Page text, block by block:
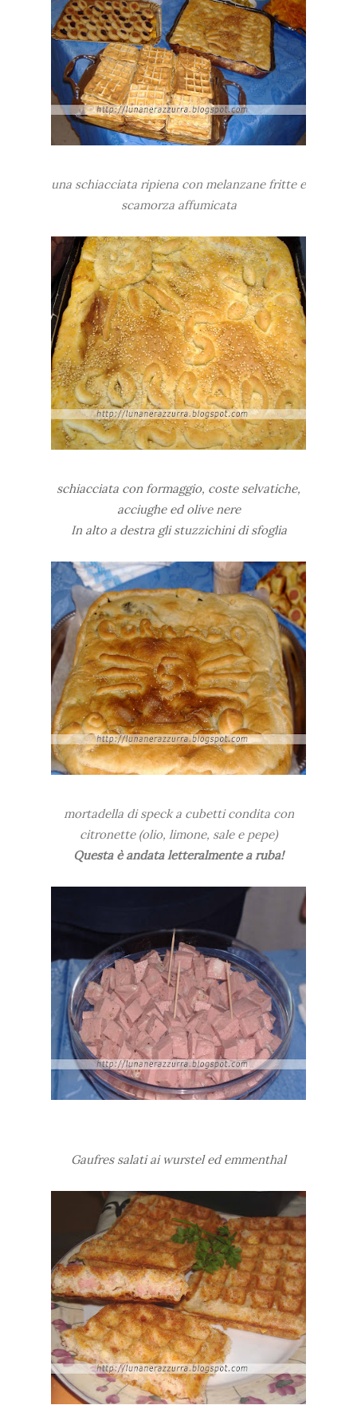
una schiacciata ripiena con melanzane fritte e
scamorza affumicata
schiacciata con formaggio, coste selvatiche,
acciughe ed olive nere
In alto a destra gli stuzzichini di sfoglia
mortadella di speck a cubetti condita con
citronette (olio, limone, sale e pepe)
Questa è andata letteralmente a ruba!
Gaufres salati ai wurstel ed emmenthal